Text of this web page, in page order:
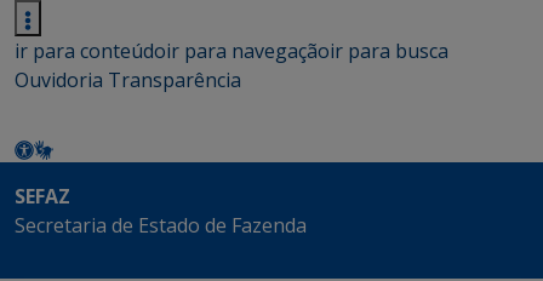
ir para conteúdoir para navegaçãoir para busca
Ouvidoria Transparência
SEFAZ
Secretaria de Estado de Fazenda